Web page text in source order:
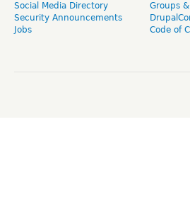
Social Media Directory
Security Announcements
Jobs
Groups
Code of